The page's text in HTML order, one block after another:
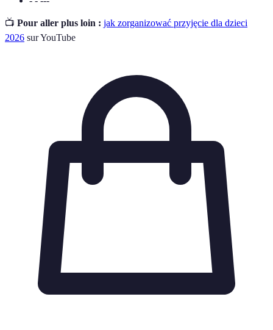
📺 Pour aller plus loin : jak zorganizować przyjęcie dla dzieci
2026 sur YouTube